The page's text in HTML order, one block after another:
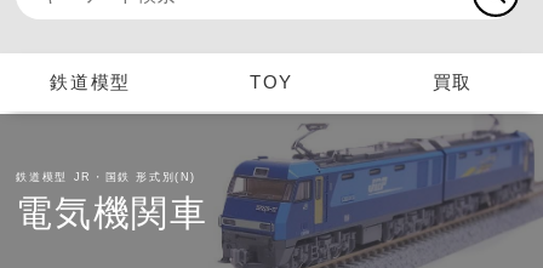
鉄道模型 TOY 買取
鉄道模型 JR・国鉄 形式別(N)
電気機関車